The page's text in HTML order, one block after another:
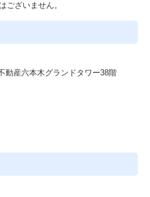
ございません。
動産六本木グランドタワー38階